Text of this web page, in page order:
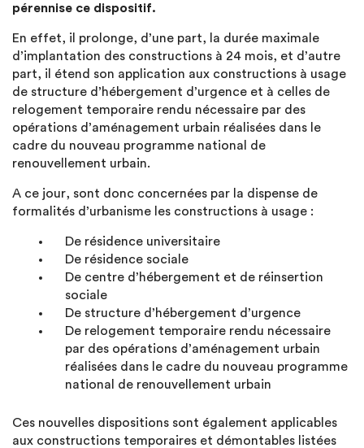
pérennise ce dispositif.
En effet, il prolonge, d’une part, la durée maximale
d’implantation des constructions à 24 mois, et d’autre
part, il étend son application aux constructions à usage
de structure d’hébergement d’urgence et à celles de
relogement temporaire rendu nécessaire par des
opérations d’aménagement urbain réalisées dans le
cadre du nouveau programme national de
renouvellement urbain.
A ce jour, sont donc concernées par la dispense de
formalités d’urbanisme les constructions à usage :
De résidence universitaire
De résidence sociale
De centre d’hébergement et de réinsertion
sociale
De structure d’hébergement d’urgence
De relogement temporaire rendu nécessaire
par des opérations d’aménagement urbain
réalisées dans le cadre du nouveau programme
national de renouvellement urbain
Ces nouvelles dispositions sont également applicables
aux constructions temporaires et démontables listées